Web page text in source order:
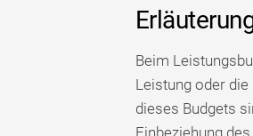
Beim
Leistung oder
dieses Budgets
Einbeziehung